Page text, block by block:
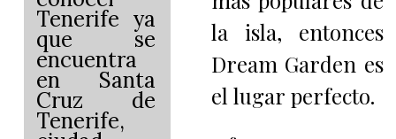
Tenerife ya
que se
encuentra
en Santa
Cruz de
Tenerife,
la isla, entonces
Dream Garden es
el lugar perfecto.